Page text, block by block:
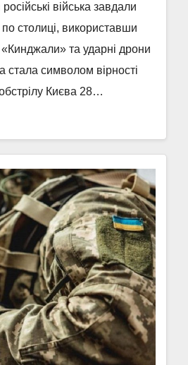
війська завдали
столиці, використавши
«Кинджали» та ударні дрони
стала символом вірності
Києва 28…